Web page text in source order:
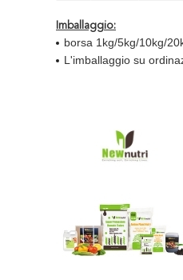
Imballaggio:
borsa 1kg/5kg/10kg/
L'imballaggio su